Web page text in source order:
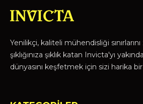
Yenilikçi, kaliteli mühendisliği
şıklığınıza şıklık katan Invicta'yı
dünyasını keşfetmek için sizi harika